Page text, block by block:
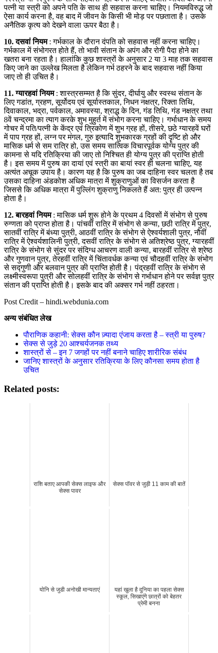
पत्नी या स्त्री को अपने पति के साथ ही सहवास करना चाहिए। नियमविरुद्ध जो
ऐसा कार्य करना है, वह बाद में जीवन के किसी भी मोड़ पर पछताता है। उसके
अनैतिक कृत्य को देखने वाला ऊपर बैठा है।
10. दसवां नियम: गर्भकाल के दौरान दंपति को सहवास नहीं करना चाहिए।
गर्भकाल में संभोगरत होते हैं, तो भावी संतान के अपंग और रोगी पैदा होने का
खतरा बना रहता है। हालांकि कुछ शास्त्रों के अनुसार 2 या 3 माह तक सहवास
किए जाने का उल्लेख मिलता है लेकिन गर्भ ठहरने के बाद सहवास नहीं किया
जाए तो ही उचित है।
11. ग्यारहवां नियम: शास्त्रसम्मत है कि सुंदर, दीर्घायु और स्वस्थ संतान के
लिए गडांत, ग्रहण, सूर्योदय एवं सूर्यास्तकाल, निधन नक्षत्र, रिक्ता तिथि,
दिवाकाल, भद्रा, पर्वकाल, अमावस्या, श्राद्ध के दिन, गंड तिथि, गंड नक्षत्र तथा
8वें चन्द्रमा का त्याग करके शुभ मुहुर्त में संभोग करना चाहिए। गर्भाधान के समय
गोचर में पति/पत्नी के केंद्र एवं त्रिकोण में शुभ ग्रह हों, तीसरे, छठे ग्यारहवें घरों
में पाप ग्रह हों, लग्न पर मंगल, गुरु इत्यादि शुभकारक ग्रहों की दॄष्टि हो और
मासिक धर्म से सम रात्रि हो, उस समय सात्विक विचारपूर्वक योग्य पुत्र की
कामना से यदि रतिक्रिया की जाए तो निश्चित ही योग्य पुत्र की प्राप्ति होती
है। इस समय में पुरुष का दायां एवं स्त्री का बायां स्वर ही चलना चाहिए, यह
अत्यंत अचूक उपाय है। कारण यह है कि पुरुष का जब दाहिना स्वर चलता है तब
उसका दाहिना अंडकोश अधिक मात्रा में शुक्राणुओं का विसर्जन करता है
जिससे कि अधिक मात्रा में पुल्लिंग शुक्राणु निकलते हैं अत: पुत्र ही उत्पन्न
होता है।
12. बारहवां नियम: मासिक धर्म शुरू होने के प्रथम 4 दिवसों में संभोग से पुरुष
रुग्णता को प्राप्त होता है। पांचवीं रात्रि में संभोग से कन्या, छठी रात्रि में पुत्र,
सातवीं रात्रि में बंध्या पुत्री, आठवीं रात्रि के संभोग से ऐश्वर्यशाली पुत्र, नौवीं
रात्रि में ऐश्वर्यशालिनी पुत्री, दसवीं रात्रि के संभोग से अतिश्रेष्ठ पुत्र, ग्यारहवीं
रात्रि के संभोग से सुंदर पर संदिग्ध आचरण वाली कन्या, बारहवीं रात्रि से श्रेष्ठ
और गुणवान पुत्र, तेरहवीं रात्रि में चिंतावर्धक कन्या एवं चौदहवीं रात्रि के संभोग
से सद्गुणी और बलवान पुत्र की प्राप्ति होती है। पंद्रहवीं रात्रि के संभोग से
लक्ष्मीस्वरूपा पुत्री और सोलहवीं रात्रि के संभोग से गर्भाधान होने पर सर्वज्ञ पुत्र
संतान की प्राप्ति होती है। इसके बाद की अक्सर गर्भ नहीं ठहरता।
Post Credit – hindi.webdunia.com
अन्य संबंधित लेख
पौराणिक कहानी: सेक्स कौन ज़्यादा एंजाय करता है – स्त्री या पुरुष?
सेक्स से जुड़े 20 आश्चर्यजनक तथ्य
शास्त्रों से – इन 7 जगहों पर नहीं बनाने चाहिए शारीरिक संबंध
जानिए शास्त्रों के अनुसार रतिक्रिया के लिए कौनसा समय होता है
उचित
Related posts:
राशि बताए आपकी सेक्स लाइफ और
सेक्स पावर
सेक्स पॉवर से जुड़ी 11 काम की बातें
योनि से जुडी अनोखी मान्यताएं
यहां खुला है दुनिया का पहला सेक्स
स्कूल, सिखाएंगे छात्रों को बेहतर
प्रेमी बनना